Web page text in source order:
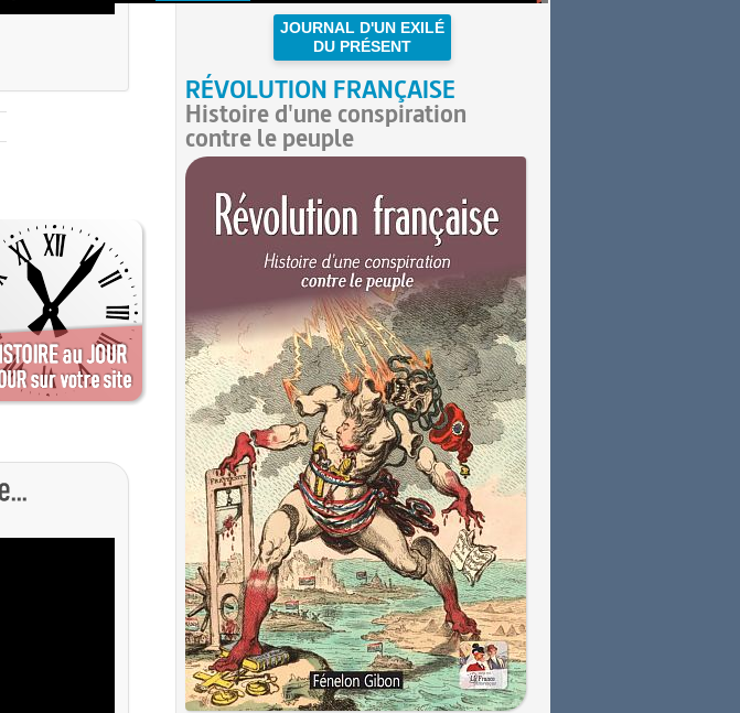
JOURNAL D'UN EXILÉ
DU PRÉSENT
RÉVOLUTION FRANÇAISE
Histoire d'une conspiration
contre le peuple